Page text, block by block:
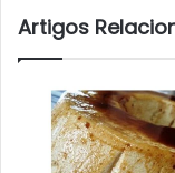
Artigos